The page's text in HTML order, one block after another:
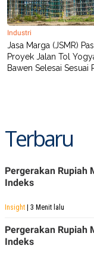
SITEMAPPROFILE
OF
PEDOMAN
PEMBERITAAN
SIBER
Industri
Jasa Marga (JSMR)
Proyek Jalan Tol
Bawen Selesai Sesuai
Terbaru
Pergerakan Rupiah
Indeks
Insight | 3 Menit lalu
Pergerakan Rupiah
Indeks